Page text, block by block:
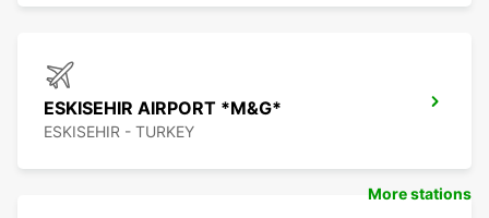
ESKISEHIR AIRPORT *M&G*
ESKISEHIR - TURKEY
More stations